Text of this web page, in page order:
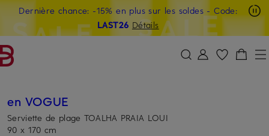
PASSER AU CONTENU PRINCIPAL PASSER AU CHAMP DE
Dernière chance: -15% en plus sur les soldes - Code:
LAST26 Détails
en VOGUE
Serviette de plage TOALHA PRAIA LOUI
90 x 170 cm